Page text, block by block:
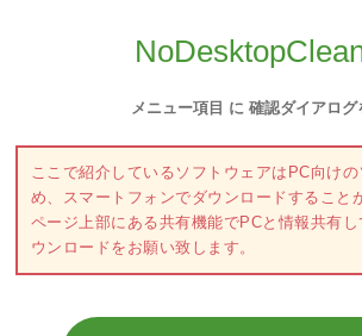
メニュー項目 に 確認ダイアログ
ここで紹介しているソフトウェアはPC向け
め、スマートフォンでダウンロードすること
ページ上部にある共有機能でPCと情報共有
ウンロードをお願い致します。